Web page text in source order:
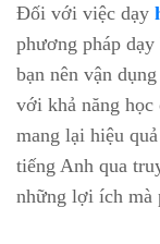
Đối với việc dạy
phương pháp
bạn nên vận
với khả năng
mang lại hiệu
tiếng Anh qua
những lợi ích mà